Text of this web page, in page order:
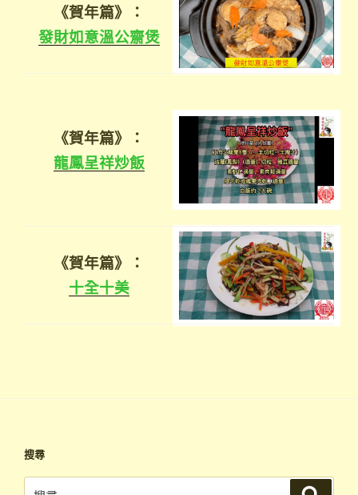
《賀年篇》：
發財如意溫公齋煲
《賀年篇》：
龍鳳呈祥炒飯
《賀年篇》：
十全十美
搜尋